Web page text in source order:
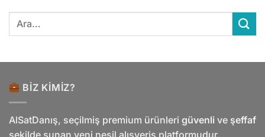
Ara:
BIZ KIMIZ?
AlSatDanış, seçilmiş premium ürünleri güvenli ve şeffaf
şekilde sunan yeni nesil alışveriş platformudur.